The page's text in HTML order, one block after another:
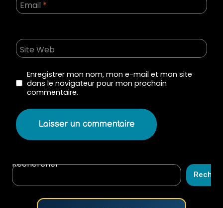
Email *
Site Web
Enregistrer mon nom, mon e-mail et mon site
dans le navigateur pour mon prochain
commentaire.
Rechercher